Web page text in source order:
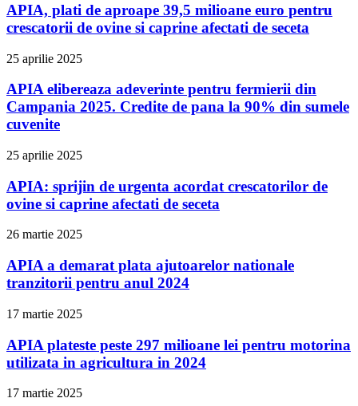
APIA, plati de aproape 39,5 milioane euro pentru
crescatorii de ovine si caprine afectati de seceta
25 aprilie 2025
APIA elibereaza adeverinte pentru fermierii din
Campania 2025. Credite de pana la 90% din sumele
cuvenite
25 aprilie 2025
APIA: sprijin de urgenta acordat crescatorilor de
ovine si caprine afectati de seceta
26 martie 2025
APIA a demarat plata ajutoarelor nationale
tranzitorii pentru anul 2024
17 martie 2025
APIA plateste peste 297 milioane lei pentru motorina
utilizata in agricultura in 2024
17 martie 2025